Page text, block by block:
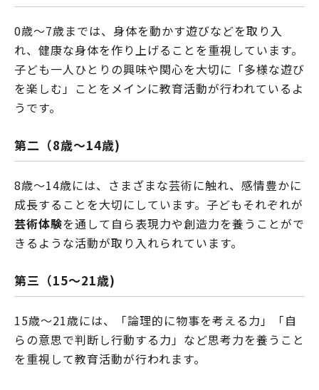
0歳～7歳までは、身体を動かす遊びなどを取り入
れ、健康な身体を作り上げることを重視しています。
子ども一人ひとりの興味や関心を大切に「多様な遊び
を楽しむ」ことをメインに教育活動が行われているよ
うです。
第二（8歳～14歳)
8歳～14歳には、さまざまな芸術に触れ、感情豊かに
成長することを大切にしています。子どもそれぞれが
芸術体験を通して自ら表現力や創造力を養うことがで
きるような活動が取り入れられています。
第三（15～21歳)
15歳～21歳には、「論理的に物事を考える力」「自
らの意思で判断し行動する力」など思考力を養うこと
を重視して教育活動が行われます。